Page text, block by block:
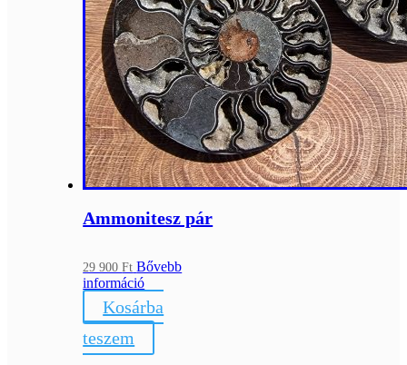
Ammonitesz pár
29 900Ft Bővebb
információ
Kosárba
teszem